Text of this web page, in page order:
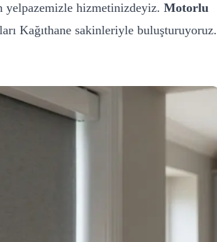
yelpazemizle hizmetinizdeyiz. Motorlu
Kağıthane sakinleriyle buluşturuyoruz.